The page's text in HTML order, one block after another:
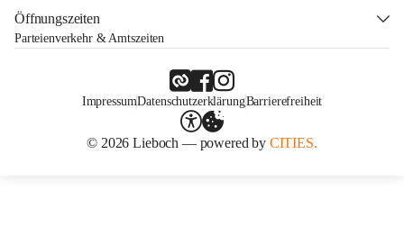
Öffnungszeiten
Parteienverkehr & Amtszeiten
ImpressumDatenschutzerklärungBarrierefreiheit
© 2026 Lieboch — powered by CITIES.